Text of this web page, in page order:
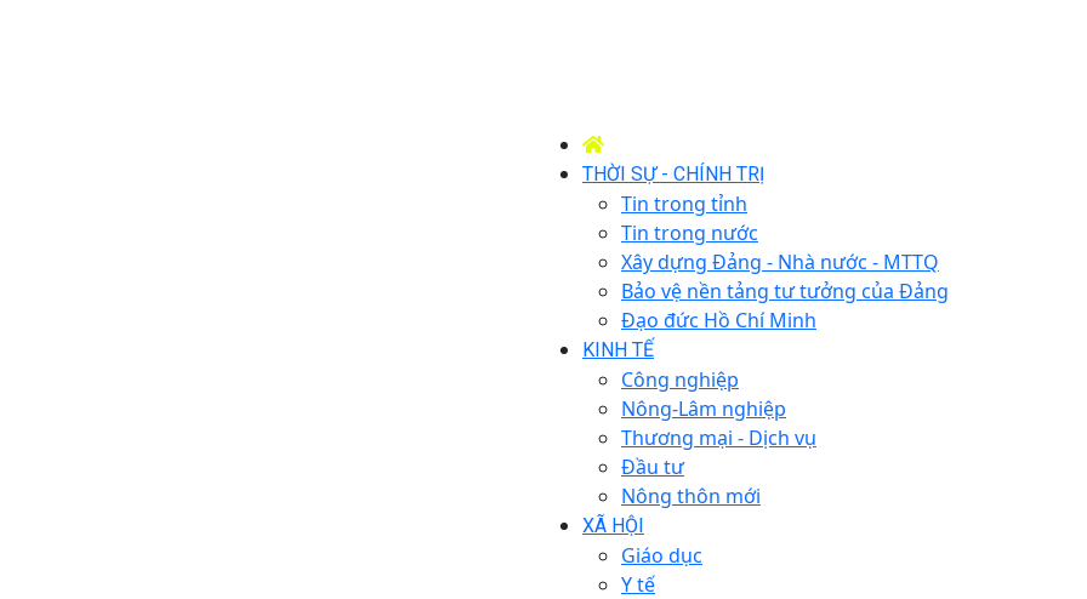
THỜI SỰ - CHÍNH TRỊ
Tin trong tỉnh
Tin trong nước
Xây dựng Đảng - Nhà nước - MTTQ
Bảo vệ nền tảng tư tưởng của Đảng
Đạo đức Hồ Chí Minh
KINH TẾ
Công nghiệp
Nông-Lâm nghiệp
Thương mại - Dịch vụ
Đầu tư
Nông thôn mới
XÃ HỘI
Giáo dục
Y tế